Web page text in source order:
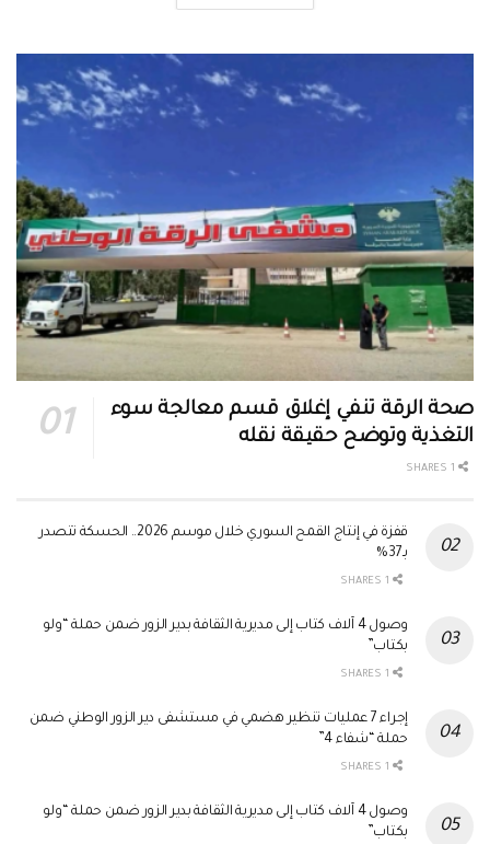
صحة الرقة تنفي إغلاق قسم معالجة سوء
التغذية وتوضح حقيقة نقله
قفزة في إنتاج القمح السوري خلال موسم 2026.. الحسكة تتصدر
بـ37%
وصول 4 آلاف كتاب إلى مديرية الثقافة بدير الزور ضمن حملة “ولو
بكتاب”
إجراء 7 عمليات تنظير هضمي في مستشفى دير الزور الوطني ضمن
حملة “شفاء 4”
وصول 4 آلاف كتاب إلى مديرية الثقافة بدير الزور ضمن حملة “ولو
بكتاب”